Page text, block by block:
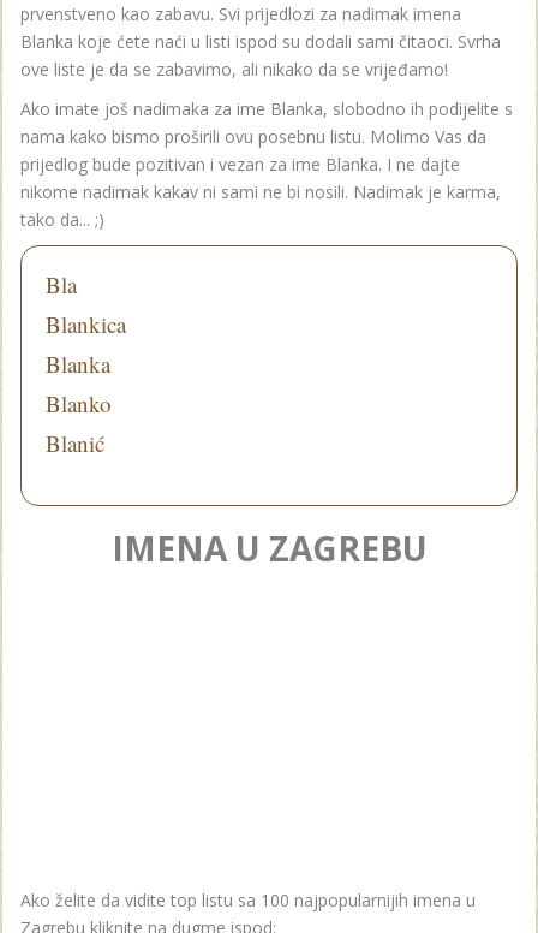
prvenstveno kao zabavu. Svi prijedlozi za nadimak imena
Blanka koje ćete naći u listi ispod su dodali sami čitaoci. Svrha
ove liste je da se zabavimo, ali nikako da se vrijeđamo!
Ako imate još nadimaka za ime Blanka, slobodno ih podijelite s
nama kako bismo proširili ovu posebnu listu. Molimo Vas da
prijedlog bude pozitivan i vezan za ime Blanka. I ne dajte
nikome nadimak kakav ni sami ne bi nosili. Nadimak je karma,
tako da... ;)
Bla
Blankica
Blanka
Blanko
Blanić
IMENA U ZAGREBU
Ako želite da vidite top listu sa 100 najpopularnijih imena u
Zagrebu kliknite na dugme ispod: